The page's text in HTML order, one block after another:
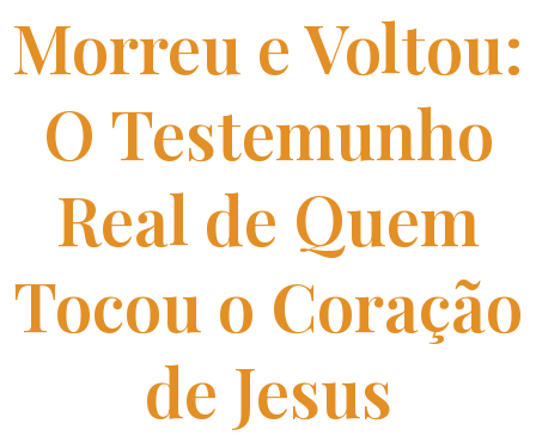
Morreu e Voltou:
O Testemunho
Real de Quem
Tocou o Coração
de Jesus